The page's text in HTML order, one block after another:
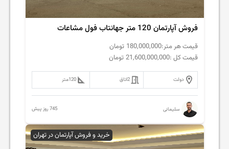
فروش آپارتمان 120 متر جهانتاب فول مشاعات
قیمت هر متر:180,000,000 تومان
قیمت کل :21,600,000,000 تومان
دولت 2اتاق 120متر
سلیمانی 745 روز پیش
خرید و فروش آپارتمان در تهران